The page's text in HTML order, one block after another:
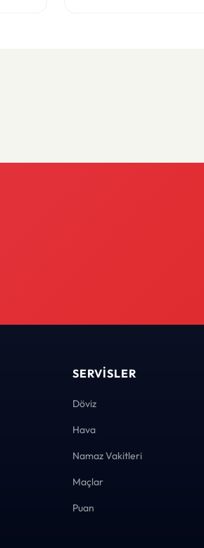
SERVISLER
Döviz
Hava
Namaz Vakitleri
Maçlar
Puan